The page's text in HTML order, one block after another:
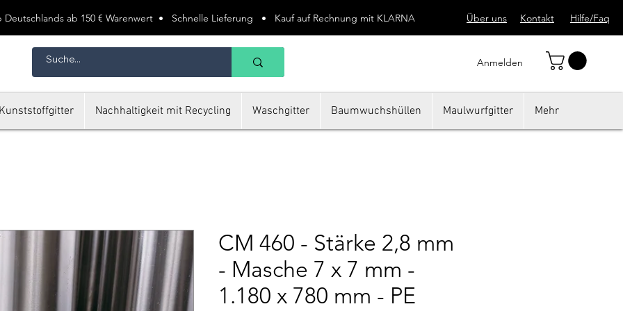
Deutschlands ab 150 € Warenwert • Schnelle Lieferung • Kauf auf Rechnung mit KLARNA Über uns Kontakt Hilfe/Faq
Anmelden
Nachhaltigkeit mit Recycling Waschgitter Baumwuchshüllen Maulwurfgitter Mehr
CM 460 - Stärke 2,8 mm
- Masche 7 x 7 mm -
1.180 x 780 mm - PE